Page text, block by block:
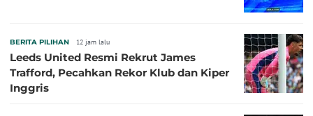
BERITA PILIHAN 12 jam lalu
Leeds United Resmi Rekrut James
Trafford, Pecahkan Rekor Klub dan Kiper
Inggris